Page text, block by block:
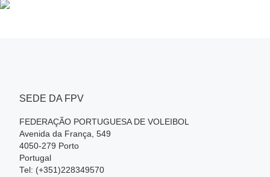
SEDE DA FPV
FEDERAÇÃO PORTUGUESA DE VOLEIBOL
Avenida da França, 549
4050-279 Porto
Portugal
Tel: (+351)228349570